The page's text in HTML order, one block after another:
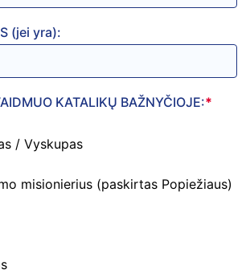
(jei yra):
KATALIKŲ BAŽNYČIOJE:*
/ Vyskupas
misionierius (paskirtas Popiežiaus)